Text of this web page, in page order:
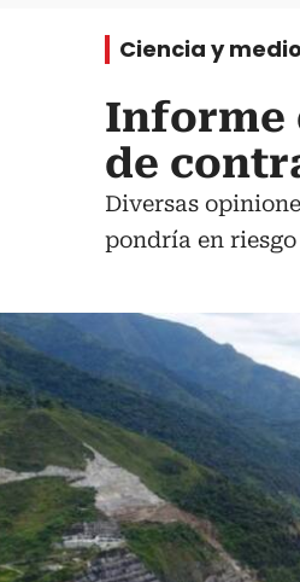
Ciencia y
Informe
de
Diversas
pondría en